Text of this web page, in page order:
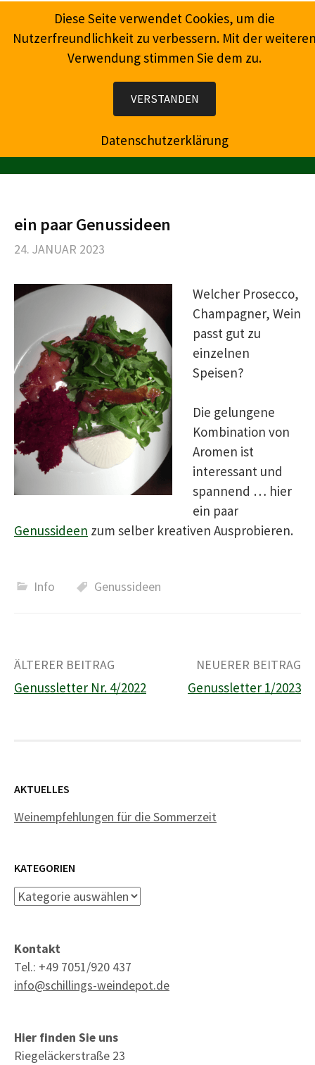
Inhalt
Wein, Champagner, Prosecco, Feinkost, Präsente
ein paar Genussideen
24. JANUAR 2023
Welcher Prosecco,
Champagner, Wein
passt gut zu
einzelnen
Speisen?
Die gelungene
Kombination von
Aromen ist
interessant und
spannend … hier
ein paar
Genussideen zum selber kreativen Ausprobieren.
Info Genussideen
Beitrags-
Navigation
ÄLTERER BEITRAG
Genussletter Nr. 4/2022
NEUERER BEITRAG
Genussletter 1/2023
AKTUELLES
Weinempfehlungen für die Sommerzeit
KATEGORIEN
Kategorien
Kontakt
Tel.: +49 7051/920 437
info@schillings-weindepot.de
Hier finden Sie uns
Riegeläckerstraße 23
Diese Seite verwendet Cookies, um die
Nutzerfreundlichkeit zu verbessern. Mit der
Verwendung stimmen Sie dem zu.
VERSTANDEN
Datenschutzerklärung